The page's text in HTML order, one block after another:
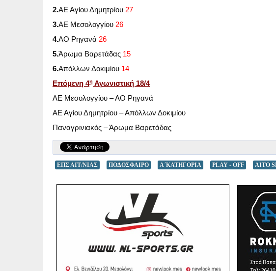
2.ΑΕ Αγίου Δημητρίου 27
3.ΑΕ Μεσολογγίου 26
4.ΑΟ Ρηγανά 26
5.Άρωμα Βαρετάδας 15
6.Απόλλων Δοκιμίου 14
Επόμενη 4η Αγωνιστική 18/4
ΑΕ Μεσολογγίου – ΑΟ Ρηγανά
ΑΕ Αγίου Δημητρίου – Απόλλων Δοκιμίου
Παναγρινιακός – Άρωμα Βαρετάδας
ΕΠΣ ΑΙΤ/ΝΙΑΣ ΠΟΔΟΣΦΑΙΡΟ Α΄ΚΑΤΗΓΟΡΙΑ PLAY - OFF AITO